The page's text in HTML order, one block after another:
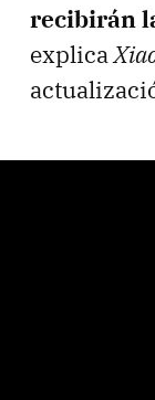
recibirán
explica